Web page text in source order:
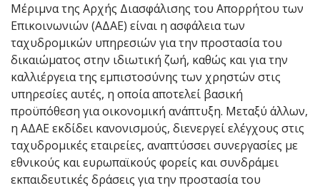
Μέριμνα της Αρχής Διασφάλισης του Απορρήτου των
Επικοινωνιών (ΑΔΑΕ) είναι η ασφάλεια των
ταχυδρομικών υπηρεσιών για την προστασία του
δικαιώματος στην ιδιωτική ζωή, καθώς και για την
καλλιέργεια της εμπιστοσύνης των χρηστών στις
υπηρεσίες αυτές, η οποία αποτελεί βασική
προϋπόθεση για οικονομική ανάπτυξη. Μεταξύ άλλων,
η ΑΔΑΕ εκδίδει κανονισμούς, διενεργεί ελέγχους στις
ταχυδρομικές εταιρείες, αναπτύσσει συνεργασίες με
εθνικούς και ευρωπαϊκούς φορείς και συνδράμει
εκπαιδευτικές δράσεις για την προστασία του